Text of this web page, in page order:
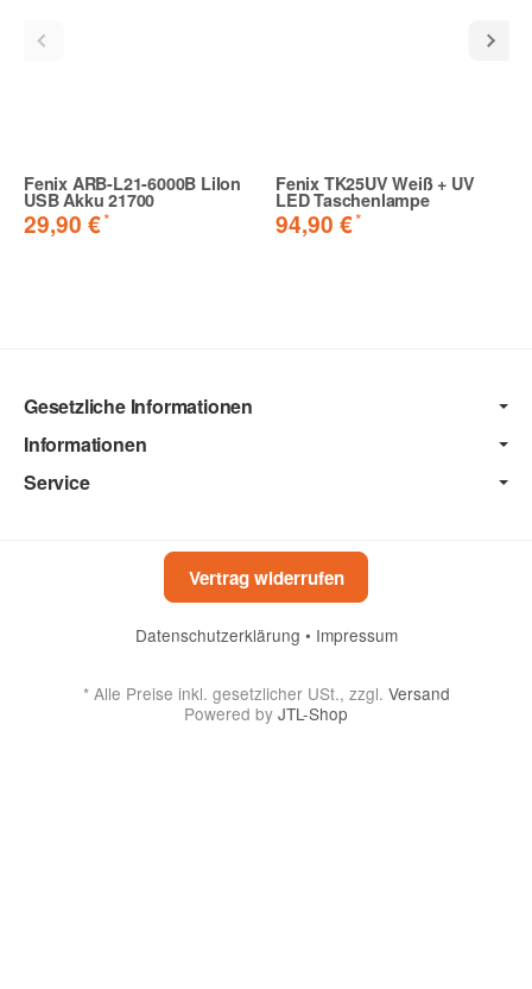
Fenix ARB-L21-6000B LiIon
USB Akku 21700
29,90 €*
Fenix TK25UV Weiß + UV
LED Taschenlampe
94,90 €*
Gesetzliche Informationen
Informationen
Service
Vertrag widerrufen
Datenschutzerklärung • Impressum
*Alle Preise inkl. gesetzlicher USt., zzgl. Versand
Powered by JTL-Shop